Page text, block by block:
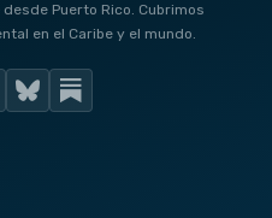
Puerto Rico. Cubrimos
en el Caribe y el mundo.